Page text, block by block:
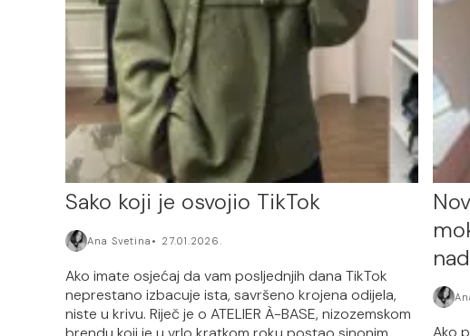
Sako koji je osvojio TikTok
Ana Svetina 27.01.2026.
Ako imate osjećaj da vam posljednjih dana TikTok
neprestano izbacuje ista, savršeno krojena odijela,
niste u krivu. Riječ je o ATELIER À-BASE, nizozemskom
Ako